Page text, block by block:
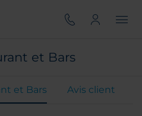
et Bars
et Bars Avis client